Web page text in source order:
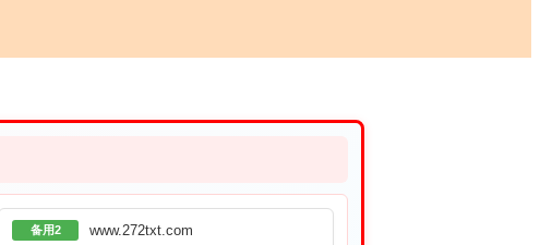
备用2 www.272txt.com